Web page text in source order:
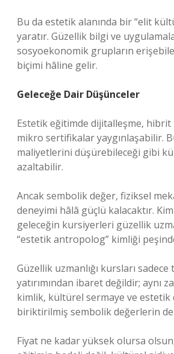
Bu da estetik alanında bir “elit
yaratır. Güzellik bilgi ve
sosyoekonomik grupların
biçimi hâline gelir.
Geleceğe Dair Düşünceler
Estetik eğitimde dijitalleşme, hibrit
mikro sertifikalar yaygınlaşabilir.
maliyetlerini düşürebileceği gibi
azaltabilir.
Ancak sembolik değer, fiziksel
deneyimi hâlâ güçlü kalacaktır.
geleceğin kursiyerleri güzellik
“estetik antropolog” kimliği
Güzellik uzmanlığı kursları
yatırımından ibaret değildir; aynı
kimlik, kültürel sermaye ve estetik
biriktirilmiş sembolik değerlerin de
Fiyat ne kadar yüksek olursa